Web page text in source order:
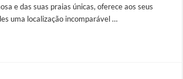
e das suas praias únicas, oferece aos seus
uma localização incomparável …